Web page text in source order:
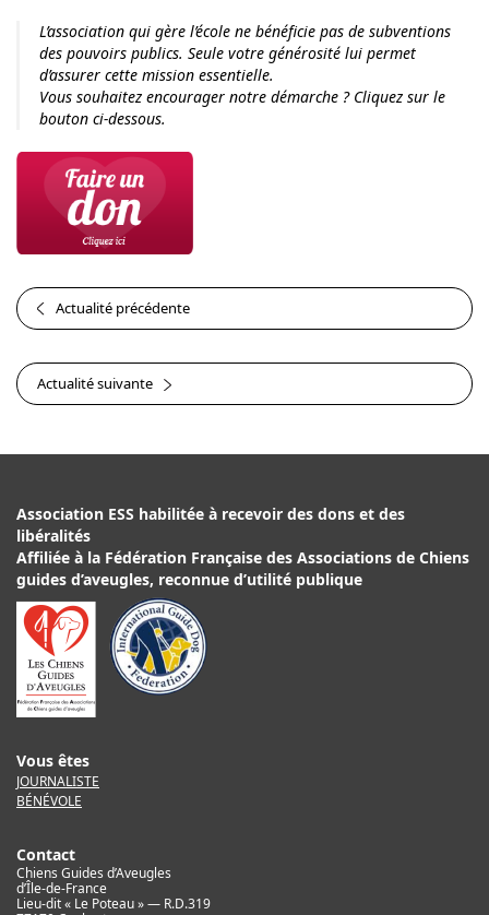
L’association qui gère l’école ne bénéficie pas de subventions
des pouvoirs publics. Seule votre générosité lui permet
d’assurer cette mission essentielle.
Vous souhaitez encourager notre démarche ? Cliquez sur le
bouton ci-dessous.
Actualité précédente
Actualité suivante
Association ESS habilitée à recevoir des dons et des
libéralités
Affiliée à la Fédération Française des Associations de Chiens
guides d’aveugles, reconnue d’utilité publique
Vous êtes
JOURNALISTE
BÉNÉVOLE
Contact
Chiens Guides d’Aveugles
d’Île-de-France
Lieu-dit « Le Poteau » — R.D.319